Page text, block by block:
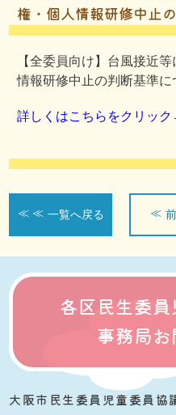
権・個人情報研修中止
【全委員向け】台風接近
情報研修中止の判断基準に
詳しくはこちらをクリッ
一覧へ戻る
各区民生委
事務局お
大阪市民生委員児童委員協